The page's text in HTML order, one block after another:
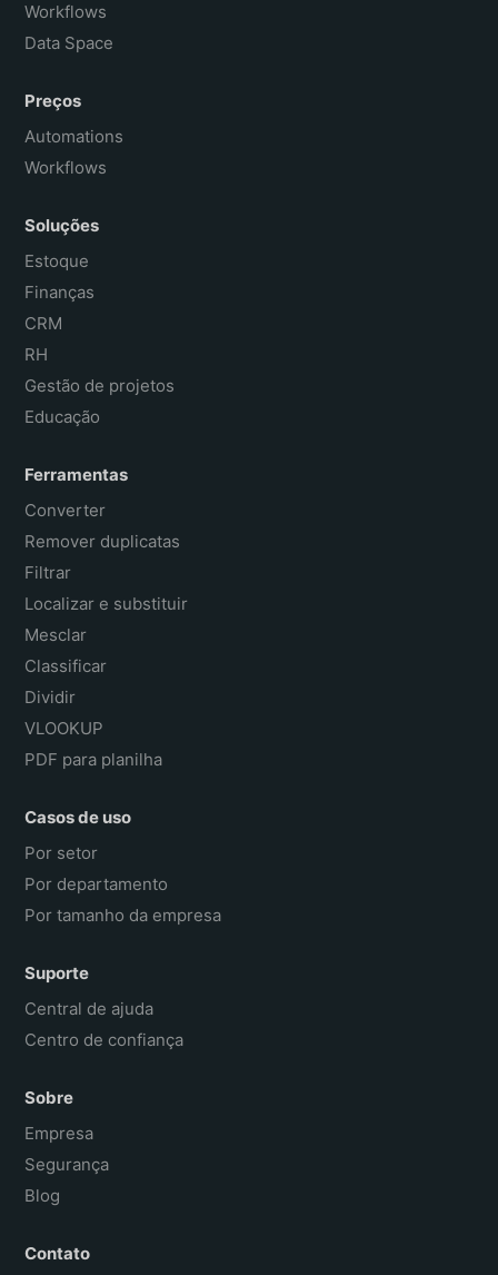
Workflows
Data Space
Preços
Automations
Workflows
Soluções
Estoque
Finanças
CRM
RH
Gestão de projetos
Educação
Ferramentas
Converter
Remover duplicatas
Filtrar
Localizar e substituir
Mesclar
Classificar
Dividir
VLOOKUP
PDF para planilha
Casos de uso
Por setor
Por departamento
Por tamanho da empresa
Suporte
Central de ajuda
Centro de confiança
Sobre
Empresa
Segurança
Blog
Contato